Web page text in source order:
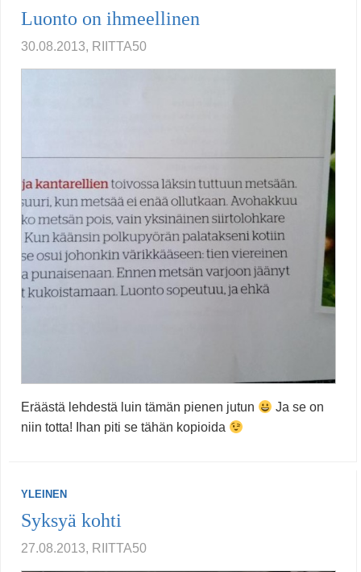
Luonto on ihmeellinen
30.08.2013, RIITTA50
Eräästä lehdestä luin tämän pienen jutun
Ja se on
niin totta! Ihan piti se tähän kopioida
YLEINEN
Syksyä kohti
27.08.2013, RIITTA50